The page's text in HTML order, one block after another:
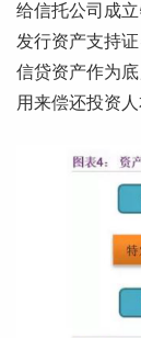
给信托公司成
发行资产支持
信贷资产作为
用来偿还投资